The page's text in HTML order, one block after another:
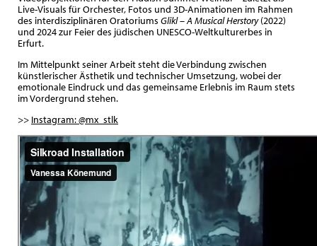
Live-Visuals für Orchester, Fotos und 3D-Animationen im Rahmen
des interdisziplinären Oratoriums Glikl – A Musical Herstory(2022)
und 2024 zur Feier des jüdischen UNESCO-Weltkulturerbes in
Erfurt.
Im Mittelpunkt seiner Arbeit steht die Verbindung zwischen
künstlerischer Ästhetik und technischer Umsetzung, wobei der
emotionale Eindruck und das gemeinsame Erlebnis im Raum stets
im Vordergrund stehen.
>> Instagram: @mx_stlk